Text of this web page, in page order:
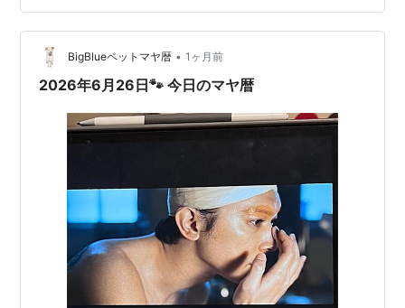
BigBlueペットマヤ暦 • 1ヶ月前
2026年6月26日🐾 今日のマヤ暦